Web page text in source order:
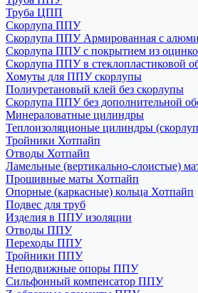
Труба ЦПП
Скорлупа ППУ
Скорлупа ППУ Армированная с
Скорлупа ППУ с покрытием из
Скорлупа ППУ в стеклопластиковой
Хомуты для ППУ скорлупы
Полиуретановый клей без скорлупы
Скорлупа ППУ без дополнительной
Минераловатные цилиндры
Теплоизоляционые цилиндры
Тройники Хотпайп
Отводы Хотпайп
Ламельные (вертикально-слоистые)
Прошивные маты Хотпайп
Опорные (каркасные) кольца Хотпайп
Подвес для труб
Изделия в ППУ изоляции
Отводы ППУ
Переходы ППУ
Тройники ППУ
Неподвижные опоры ППУ
Cильфонный компенсатор ППУ